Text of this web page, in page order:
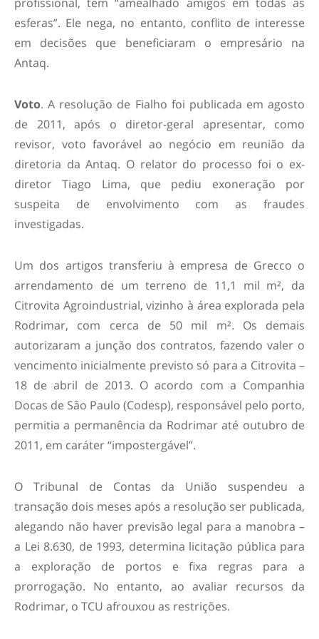
esferas”. Ele nega, no entanto, conflito de interesse
em decisões que beneficiaram o empresário na
Antaq.
Voto. A resolução de Fialho foi publicada em agosto
de 2011, após o diretor-geral apresentar, como
revisor, voto favorável ao negócio em reunião da
diretoria da Antaq. O relator do processo foi o ex-
diretor Tiago Lima, que pediu exoneração por
suspeita de envolvimento com as fraudes
investigadas.
Um dos artigos transferiu à empresa de Grecco o
arrendamento de um terreno de 11,1 mil m², da
Citrovita Agroindustrial, vizinho à área explorada pela
Rodrimar, com cerca de 50 mil m². Os demais
autorizaram a junção dos contratos, fazendo valer o
vencimento inicialmente previsto só para a Citrovita –
18 de abril de 2013. O acordo com a Companhia
Docas de São Paulo (Codesp), responsável pelo porto,
permitia a permanência da Rodrimar até outubro de
2011, em caráter “impostergável”.
O Tribunal de Contas da União suspendeu a
transação dois meses após a resolução ser publicada,
alegando não haver previsão legal para a manobra –
a Lei 8.630, de 1993, determina licitação pública para
a exploração de portos e fixa regras para a
prorrogação. No entanto, ao avaliar recursos da
Rodrimar, o TCU afrouxou as restrições.